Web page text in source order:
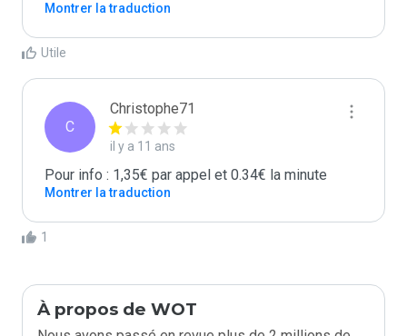
Montrer la traduction
Utile
C
Christophe71
il y a 11 ans
Pour info : 1,35€ par appel et 0.34€ la minute
Montrer la traduction
1
À propos de WOT